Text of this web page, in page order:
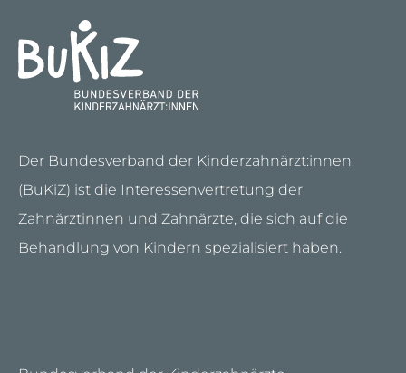
Der Bundesverband der Kinderzahnärzt:innen
(BuKiZ) ist die Interessenvertretung der
Zahnärztinnen und Zahnärzte, die sich auf die
Behandlung von Kindern spezialisiert haben.